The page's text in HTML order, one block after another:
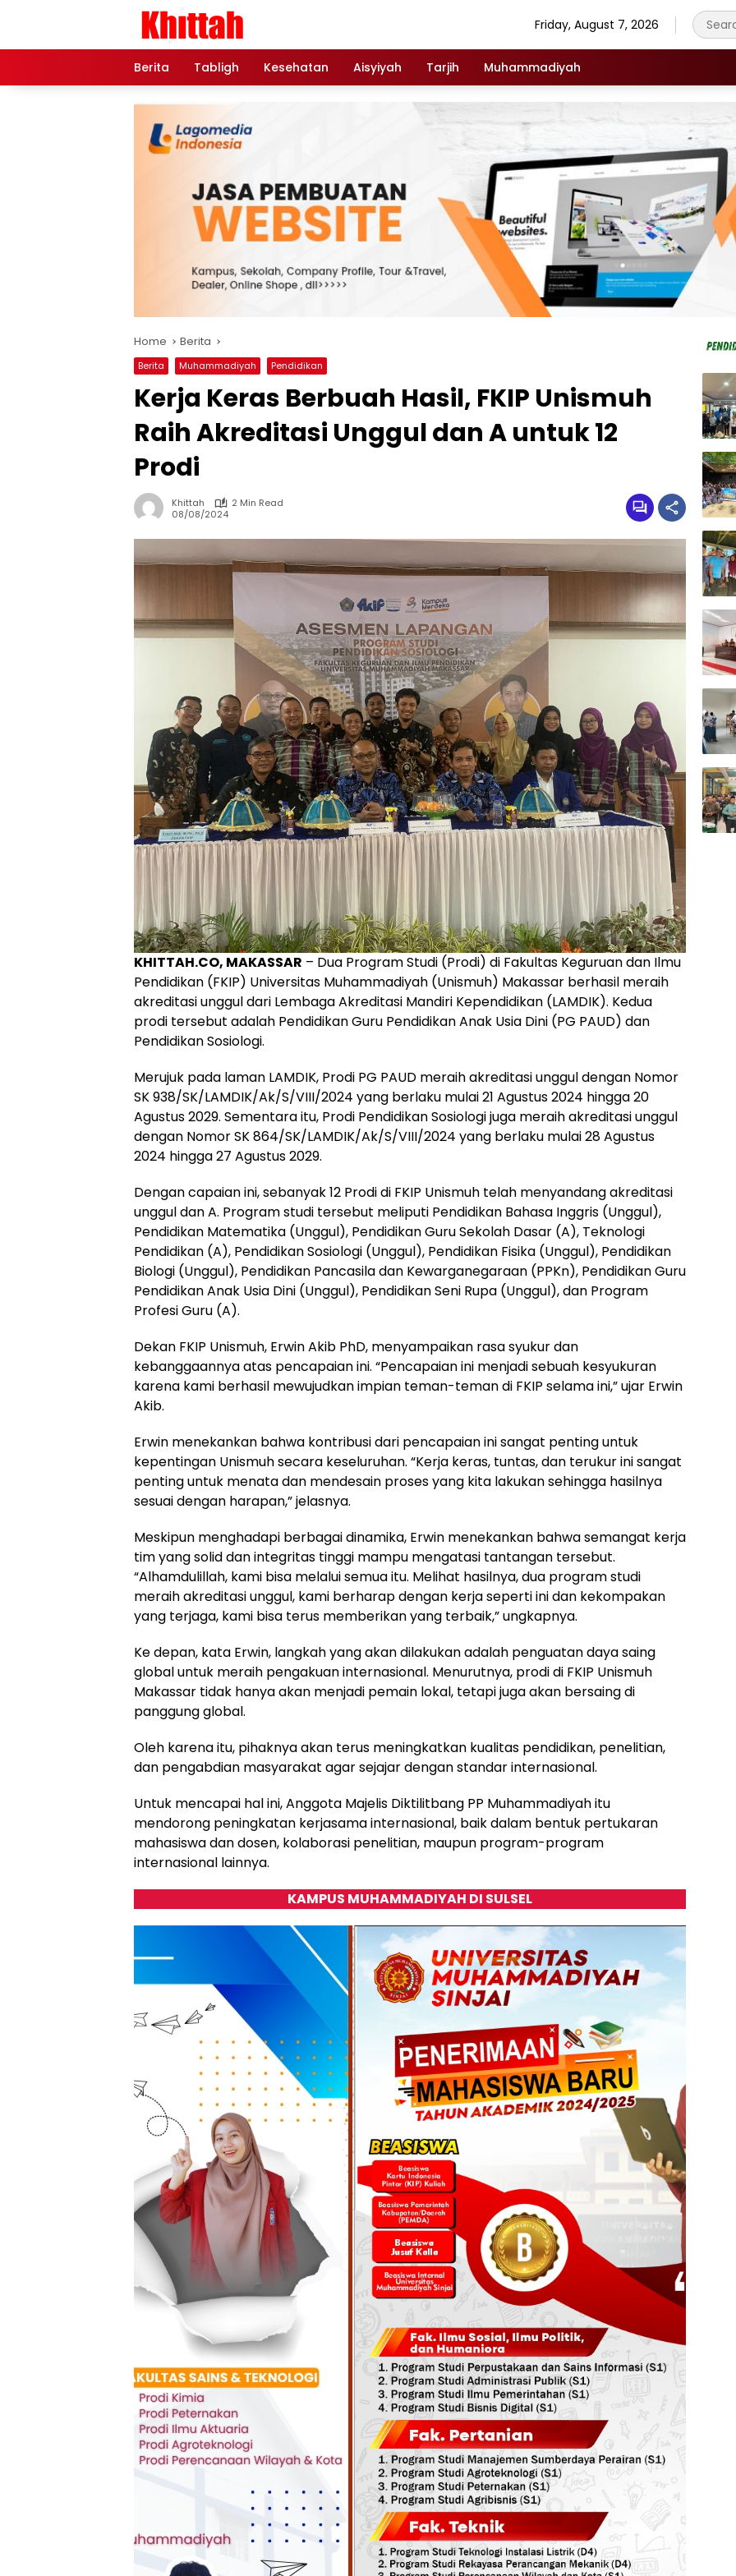
Friday, August 7, 2026
Berita Tabligh Kesehatan Aisyiyah Tarjih Muhammadiyah
Home Berita
Berita Muhammadiyah Pendidikan
Kerja Keras Berbuah Hasil, FKIP Unismuh
Raih Akreditasi Unggul dan A untuk 12
Prodi
Khittah
2 Min Read
08/08/2024
KHITTAH.CO, MAKASSAR – Dua Program Studi (Prodi) di Fakultas Keguruan dan Ilmu
Pendidikan (FKIP) Universitas Muhammadiyah (Unismuh) Makassar berhasil meraih
akreditasi unggul dari Lembaga Akreditasi Mandiri Kependidikan (LAMDIK). Kedua
prodi tersebut adalah Pendidikan Guru Pendidikan Anak Usia Dini (PG PAUD) dan
Pendidikan Sosiologi.
Merujuk pada laman LAMDIK, Prodi PG PAUD meraih akreditasi unggul dengan Nomor
SK 938/SK/LAMDIK/Ak/S/VIII/2024 yang berlaku mulai 21 Agustus 2024 hingga 20
Agustus 2029. Sementara itu, Prodi Pendidikan Sosiologi juga meraih akreditasi unggul
dengan Nomor SK 864/SK/LAMDIK/Ak/S/VIII/2024 yang berlaku mulai 28 Agustus
2024 hingga 27 Agustus 2029.
Dengan capaian ini, sebanyak 12 Prodi di FKIP Unismuh telah menyandang akreditasi
unggul dan A. Program studi tersebut meliputi Pendidikan Bahasa Inggris (Unggul),
Pendidikan Matematika (Unggul), Pendidikan Guru Sekolah Dasar (A), Teknologi
Pendidikan (A), Pendidikan Sosiologi (Unggul), Pendidikan Fisika (Unggul), Pendidikan
Biologi (Unggul), Pendidikan Pancasila dan Kewarganegaraan (PPKn), Pendidikan Guru
Pendidikan Anak Usia Dini (Unggul), Pendidikan Seni Rupa (Unggul), dan Program
Profesi Guru (A).
Dekan FKIP Unismuh, Erwin Akib PhD, menyampaikan rasa syukur dan
kebanggaannya atas pencapaian ini. “Pencapaian ini menjadi sebuah kesyukuran
karena kami berhasil mewujudkan impian teman-teman di FKIP selama ini,” ujar Erwin
Akib.
Erwin menekankan bahwa kontribusi dari pencapaian ini sangat penting untuk
kepentingan Unismuh secara keseluruhan. “Kerja keras, tuntas, dan terukur ini sangat
penting untuk menata dan mendesain proses yang kita lakukan sehingga hasilnya
sesuai dengan harapan,” jelasnya.
Meskipun menghadapi berbagai dinamika, Erwin menekankan bahwa semangat kerja
tim yang solid dan integritas tinggi mampu mengatasi tantangan tersebut.
“Alhamdulillah, kami bisa melalui semua itu. Melihat hasilnya, dua program studi
meraih akreditasi unggul, kami berharap dengan kerja seperti ini dan kekompakan
yang terjaga, kami bisa terus memberikan yang terbaik,” ungkapnya.
Ke depan, kata Erwin, langkah yang akan dilakukan adalah penguatan daya saing
global untuk meraih pengakuan internasional. Menurutnya, prodi di FKIP Unismuh
Makassar tidak hanya akan menjadi pemain lokal, tetapi juga akan bersaing di
panggung global.
Oleh karena itu, pihaknya akan terus meningkatkan kualitas pendidikan, penelitian,
dan pengabdian masyarakat agar sejajar dengan standar internasional.
Untuk mencapai hal ini, Anggota Majelis Diktilitbang PP Muhammadiyah itu
mendorong peningkatan kerjasama internasional, baik dalam bentuk pertukaran
mahasiswa dan dosen, kolaborasi penelitian, maupun program-program
internasional lainnya.
KAMPUS MUHAMMADIYAH DI SULSEL